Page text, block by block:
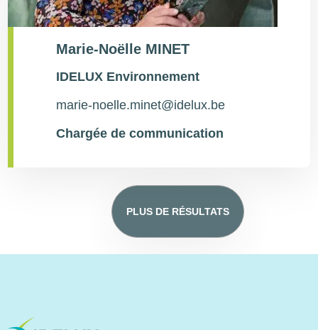
Marie-Noëlle MINET
Type
contact
IDELUX Environnement
marie-noelle.minet@idelux.be
Chargée de communication
PLUS DE RÉSULTATS
Image